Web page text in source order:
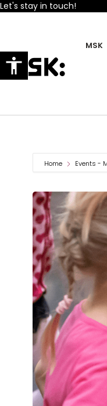
Let's stay in touch!
MSK
Home Events -